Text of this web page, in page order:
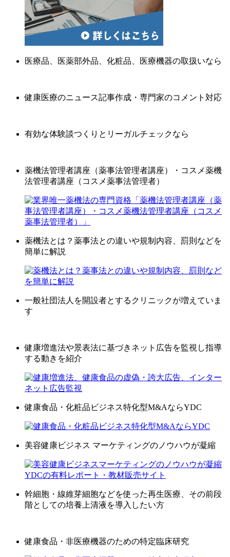
医療品、医薬部外品、化粧品、医療機器の取扱いなら
健康医療のニュース記事作成・専門家のコメント対応
有効な体験談つくりとリーガルチェックなら
薬機法管理者講座（薬事法管理者講座）・コスメ薬機
法管理者講座（コスメ薬事法管理者）
薬機法とは？薬事法との違いや規制内容、罰則などを
簡単に解説
一般社団法人を開設者とするクリニックが増えていま
す
健康増進法や景表法に基づきネット広告を監視し指導
する動きを紹介
健康食品・化粧品ビジネス特化型M&AならYDC
美容健康ビジネス マーケティングのノウハウが凝縮
幹細胞・線維芽細胞などを使った再生医療、その前段
階としての培養上清液を導入したい方
健康食品・非医療機器のための特定臨床研究